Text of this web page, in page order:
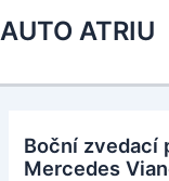
to
AUTO ATRIU
Boční zvedací
Mercedes